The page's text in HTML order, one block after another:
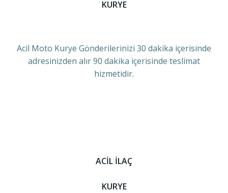
KURYE
Acil Moto Kurye Gönderilerinizi 30 dakika içerisinde
adresinizden alır 90 dakika içerisinde teslimat
hizmetidir.
ACİL İLAÇ
KURYE